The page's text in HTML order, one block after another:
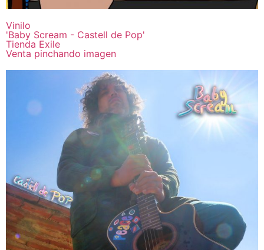
Vinilo
'Baby Scream - Castell de Pop'
Tienda Exile
Venta pinchando imagen